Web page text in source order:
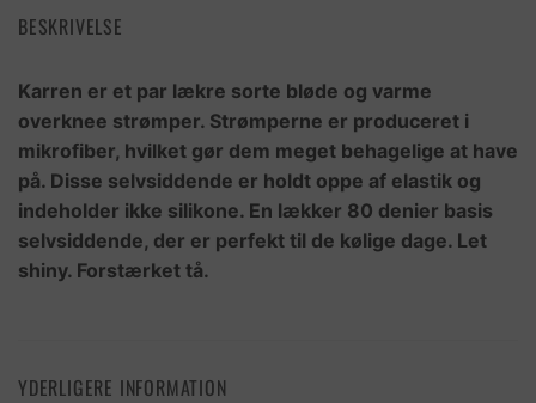
BESKRIVELSE
Karren er et par lækre sorte bløde og varme
overknee strømper. Strømperne er produceret i
mikrofiber, hvilket gør dem meget behagelige at have
på. Disse selvsiddende er holdt oppe af elastik og
indeholder ikke silikone. En lækker 80 denier basis
selvsiddende, der er perfekt til de kølige dage. Let
shiny. Forstærket tå.
YDERLIGERE INFORMATION